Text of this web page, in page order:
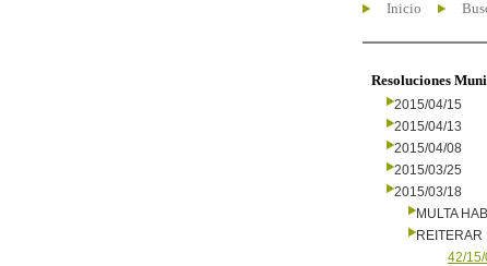
Inicio
Resoluciones
2015/04/15
2015/04/13
2015/04/08
2015/03/25
2015/03/18
MULTA
REITERAR
42/